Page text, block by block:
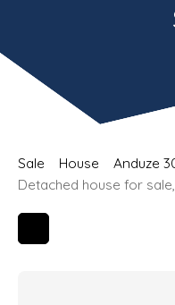
Sale House
Anduze
Detached house for